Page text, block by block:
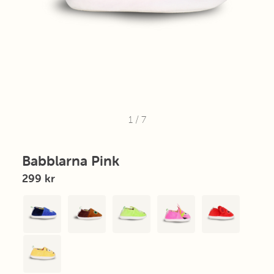
1/ 7
Babblarna Pink
299 kr